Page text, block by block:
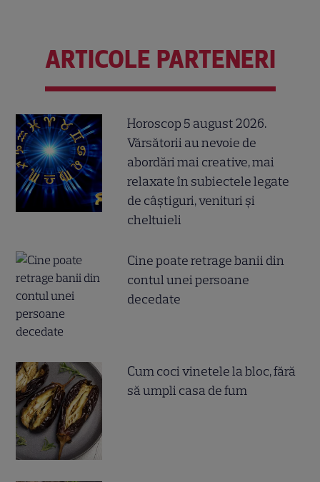
ARTICOLE PARTENERI
Horoscop 5 august 2026.
Vărsătorii au nevoie de
abordări mai creative, mai
relaxate în subiectele legate
de câștiguri, venituri și
cheltuieli
Cine poate retrage banii din
contul unei persoane
decedate
Cum coci vinetele la bloc, fără
să umpli casa de fum